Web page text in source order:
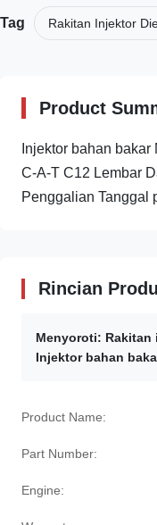
Tag Rakitan Injektor
Product
Injektor bahan
C-A-T C12 Lembar
Penggalian Tanggal
Rincian
Menyoroti: Rakitan
Injektor bahan
Product Name:
Part Number:
Engine: